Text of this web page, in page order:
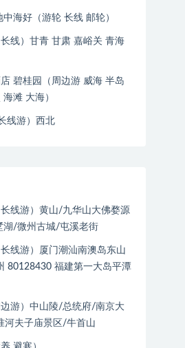
海好（游轮 长线 邮轮）
线）甘青 甘肃 嘉峪关 青海
碧桂园（周边游 威海 半岛
滩 大海）
线游）西北
线游）黄山/九华山大佛婺源
湖/微州古城/屯溪老街
线游）厦门潮汕南澳岛东山
80128430 福建第一大岛平潭
游）中山陵/总统府/南京大
河夫子庙景区/牛首山